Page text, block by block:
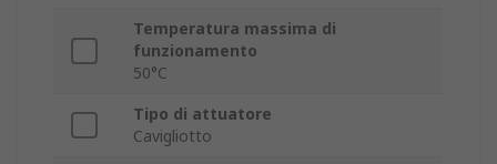
Temperatura massima di
funzionamento
50°C
Tipo di attuatore
Cavigliotto